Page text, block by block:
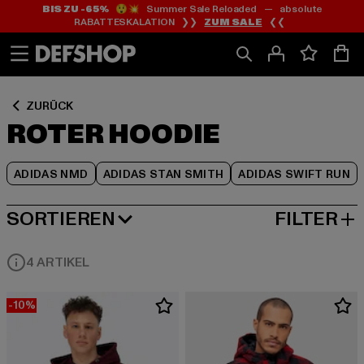
Zum
Inhalt
springen
Zum
Fußzeile
springen
BIS ZU -65%😲💥 Summer Sale Reloaded — absolute
RABATTESKALATION ❯❯ ZUM SALE ❮❮
ZURÜCK
ROTER HOODIE
ADIDAS NMD ADIDAS STAN SMITH ADIDAS SWIFT RUN
Zum
Produktraster
springen
SORTIEREN
BELIEBTESTE FILTER
4 ARTIKEL
-10%